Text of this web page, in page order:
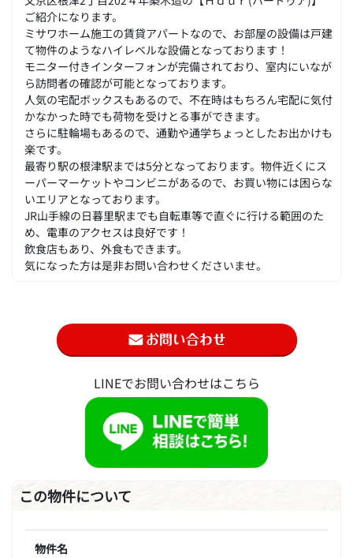
ご紹介になります。
ミサワホーム施工の賃貸アパートなので、お部屋の設備は戸建
て物件のようなハイレベルな設備となっております！
モニター付きインターフォンが完備されており、室内にいなが
ら訪問者の確認が可能となっております。
人気の宅配ボックスもあるので、不在時はもちろん宅配に気付
かなかった時でも荷物を受けとる事ができます。
さらに駐輪場もあるので、通勤や通学ちょっとしたお出かけも
楽です。
最寄り駅の根津駅までは5分となっております。物件近くにス
ーパーマーケットやコンビニがあるので、お買い物には困らな
いエリアとなっております。
JR山手線の日暮里駅までも自転車等で直ぐに行ける範囲のた
め、電車のアクセスは良好です！
飲食店もあり、外食もできます。
気になった方は是非お問い合わせくださいませ。
LINEでお問い合わせはこちら
この物件について
物件名